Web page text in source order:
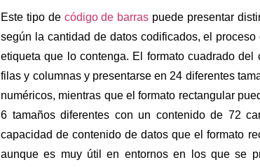
Este tipo de código de barras puede presentar
según la cantidad de datos codificados, el
etiqueta que lo contenga. El formato cuadrado
filas y columnas y presentarse en 24 diferentes
numéricos, mientras que el formato rectangular
6 tamaños diferentes con un contenido de 72
capacidad de contenido de datos que el formato
aunque es muy útil en entornos en los que se